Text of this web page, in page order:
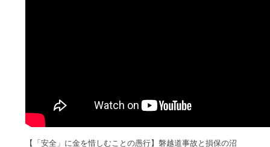
【「安全」に金を惜しむことの愚行】磐越道事故と損保の沼